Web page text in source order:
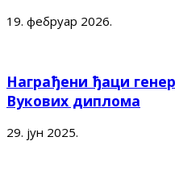
19. фебруар 2026.
Награђени ђаци
Вукових диплома
29. јун 2025.